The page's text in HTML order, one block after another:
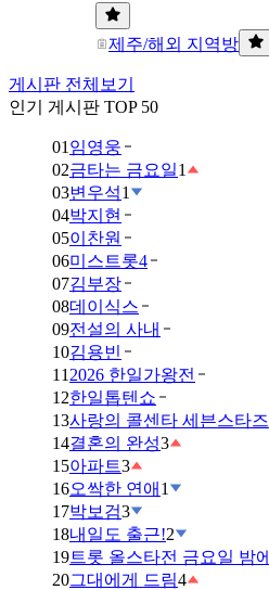
제주/해외 지역방
게시판 전체보기
인기 게시판 TOP 50
01 임영웅
02금타는 금요일1
03변우석1
04박지현
05이찬원
06미스트롯4
07김부장
08데이식스
09전설의 사내
10김용빈
11 2026 한일가왕전
12한일톱텐쇼
13사랑의 콜센타 세븐스타즈
14결혼의 완성3
15아파트3
16오싹한 연애 1
17박보검3
18내일도 출근!2
19트롯 올스타전 금요일 밤에
20그대에게 드림4